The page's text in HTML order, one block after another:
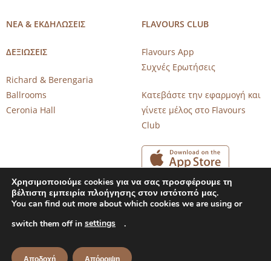
ΝΕΑ & ΕΚΔΗΛΩΣΕΙΣ
ΔΕΞΙΩΣΕΙΣ
Richard & Berengaria
Ballrooms
Ceronia Hall
FLAVOURS CLUB
Flavours App
Συχνές Ερωτήσεις
Κατεβάστε την εφαρμογή και
γίνετε μέλος στο Flavours
Club
Copyright 2026 © CAROB MILL RESTAURANTS |
Powered by
Χρησιμοποιούμε cookies για να σας προσφέρουμε τη
βέλτιστη εμπειρία πλοήγησης στον ιστότοπό μας.
You can find out more about which cookies we are using or
switch them off in settings .